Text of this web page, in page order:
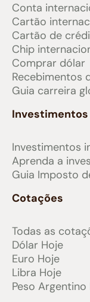
Conta
Cartão
Cartão de
Chip
Comprar dólar
Recebimentos
Guia carreira
Investimentos
Investimentos
Aprenda a
Guia Imposto
Cotações
Todas as
Dólar Hoje
Euro Hoje
Libra Hoje
Peso Argentino